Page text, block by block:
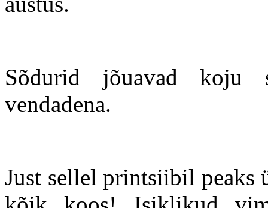
Sõdurid jõuavad koju
vendadena.
Just sellel printsiibil peaks